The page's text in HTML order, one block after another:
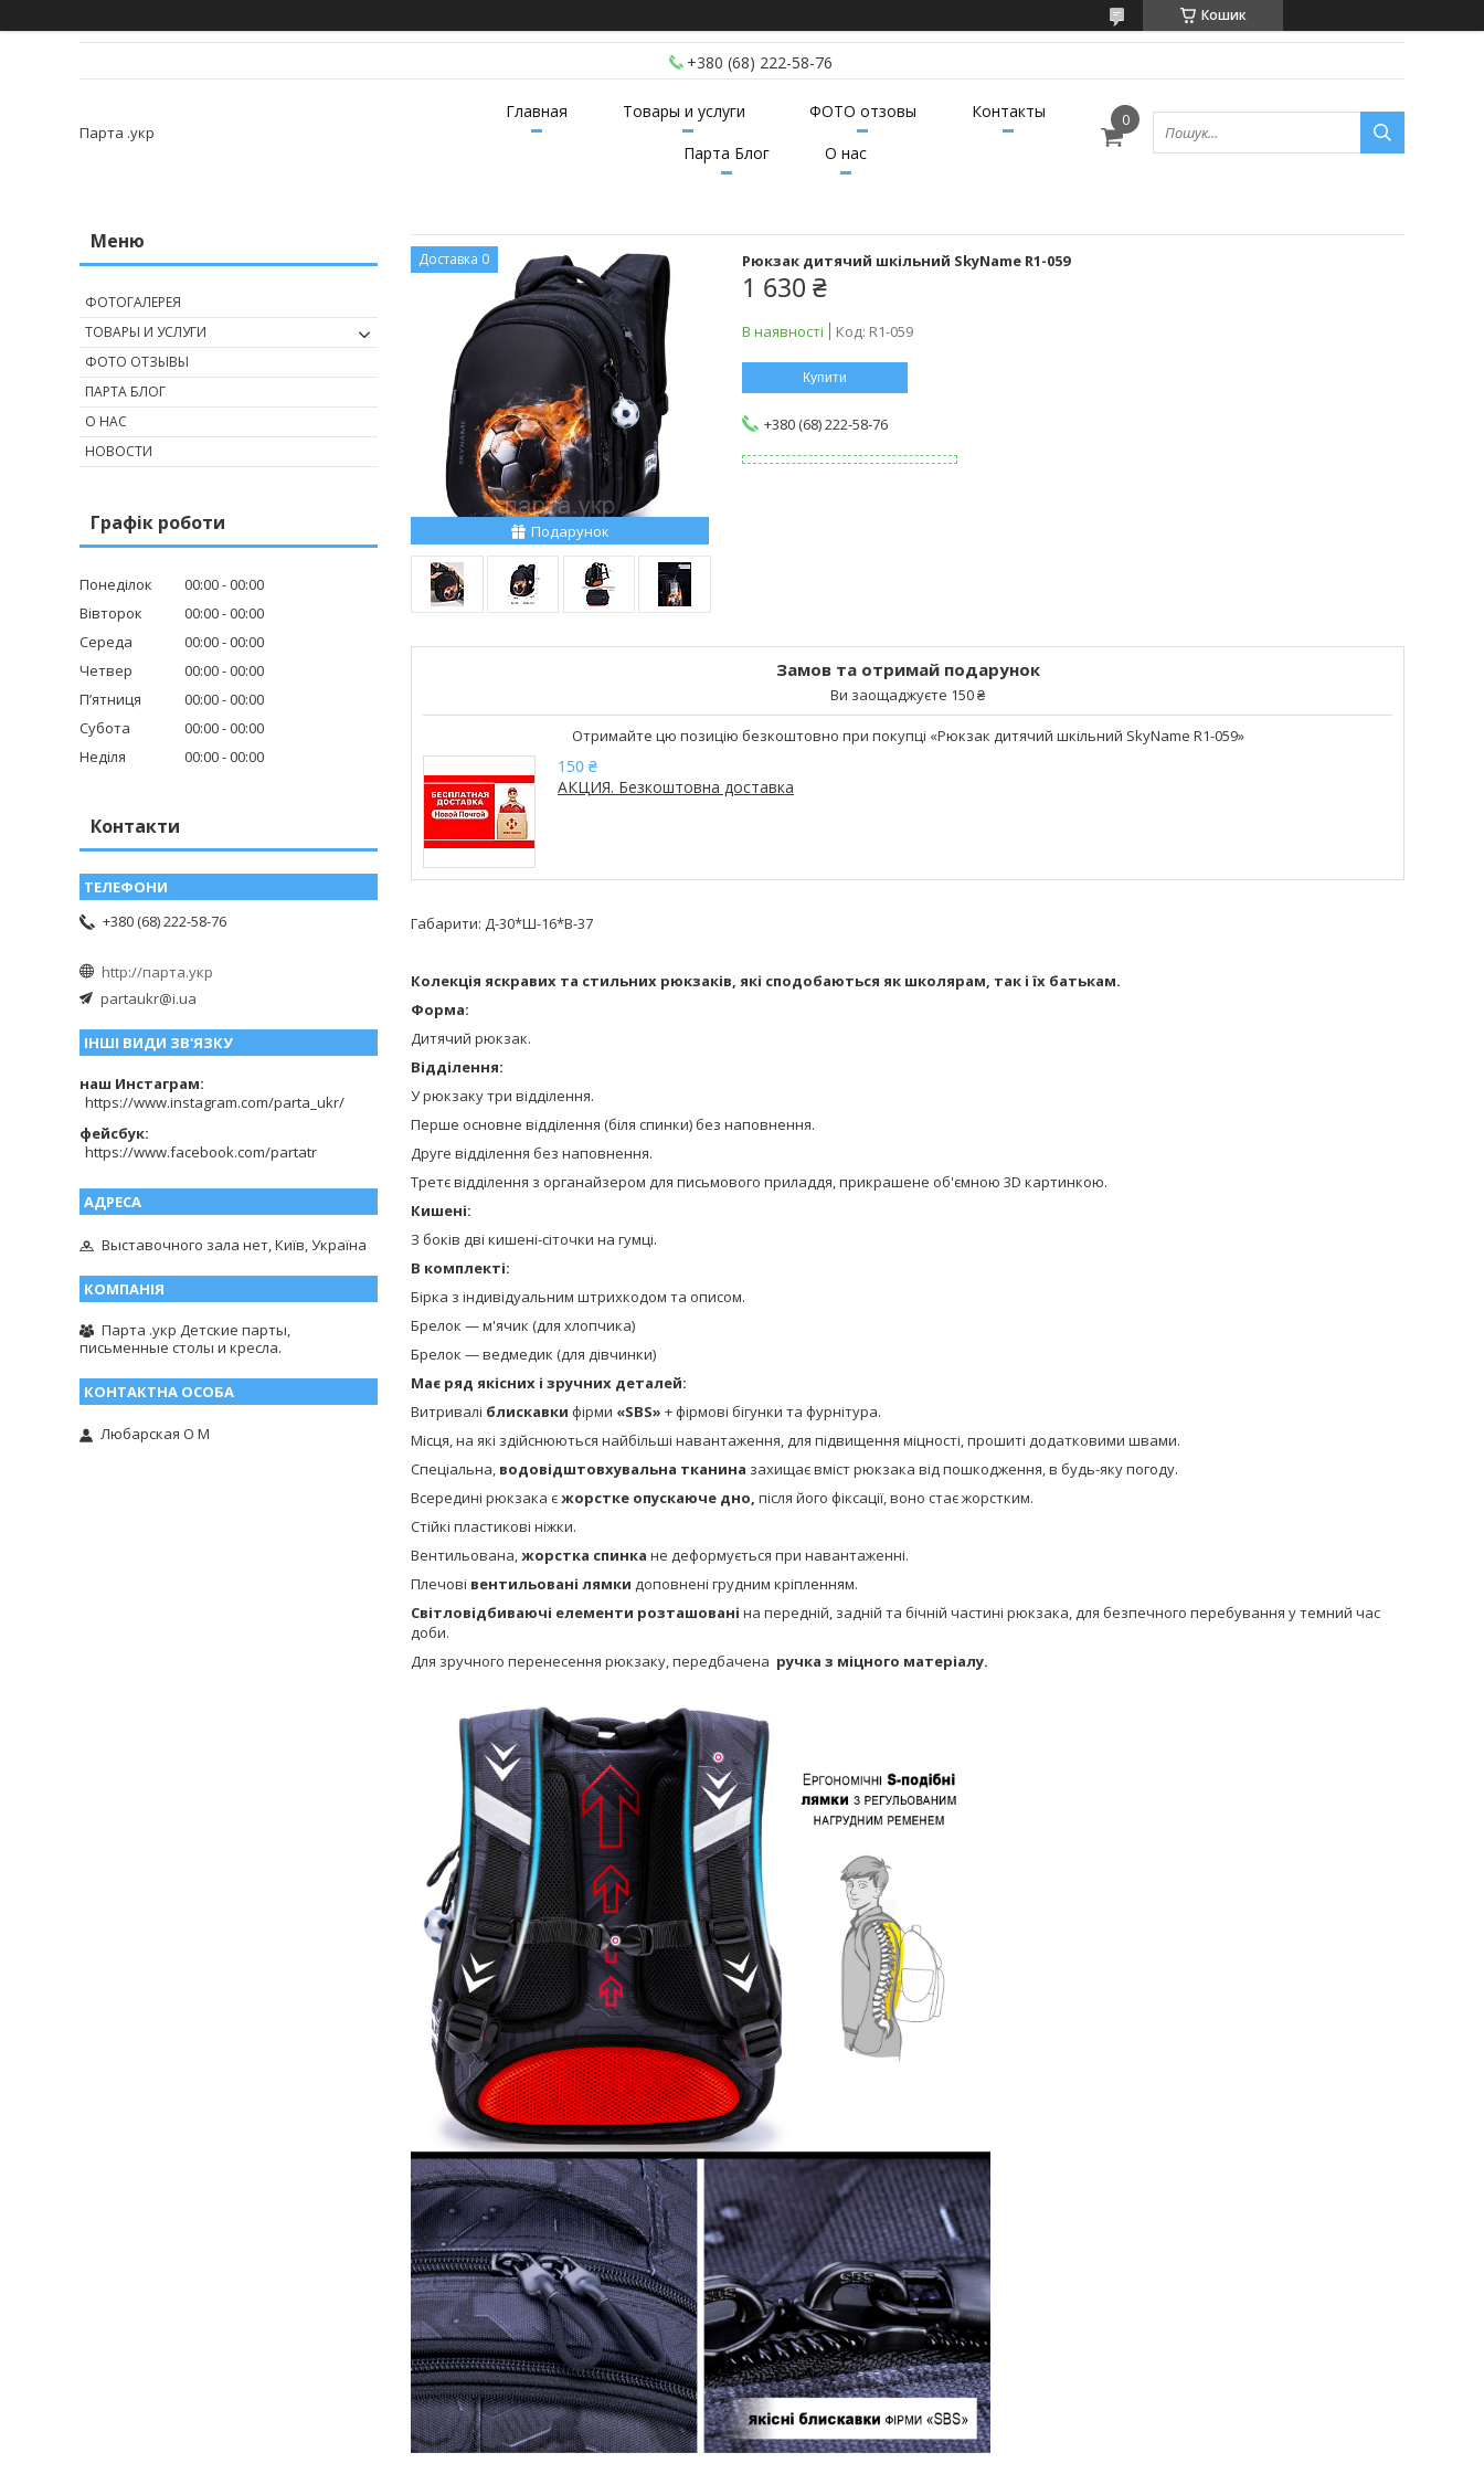
Кошик
+380 (68) 222-58-76
Парта .укр
Главная Товары и услуги ФОТО отзовы
Контакты
Парта Блог
О нас
Подарунок
Доставка 0 Рюкзак дитячий шкільний SkyName R1-059
1 630 ₴
В наявності Код: R1-059
Купити
+380 (68) 222-58-76
Замов та отримай подарунок
Ви заощаджуєте 150 ₴
Отримайте цю позицію безкоштовно при покупці «Рюкзак дитячий шкільний SkyName R1-059»
150 ₴
АКЦИЯ. Безкоштовна доставка
Габарити: Д-30*Ш-16*В-37
Колекція яскравих та стильних рюкзаків, які сподобаються як школярам, так і їх батькам.
Форма:
Дитячий рюкзак.
Відділення:
У рюкзаку три відділення.
Перше основне відділення (біля спинки) без наповнення.
Друге відділення без наповнення.
Третє відділення з органайзером для письмового приладдя, прикрашене об'ємною 3D картинкою.
Кишені:
З боків дві кишені-сіточки на гумці.
В комплекті:
Бірка з індивідуальним штрихкодом та описом.
Брелок — м'ячик (для хлопчика)
Брелок — ведмедик (для дівчинки)
Має ряд якісних і зручних деталей:
Витривалі блискавки фірми «SBS» + фірмові бігунки та фурнітура.
Місця, на які здійснюються найбільші навантаження, для підвищення міцності, прошиті додатковими швами.
Спеціальна, водовідштовхувальна тканина захищає вміст рюкзака від пошкодження, в будь-яку погоду.
Всередині рюкзака єжорстке опускаюче дно, після його фіксації, воно стає жорстким.
Стійкі пластикові ніжки.
Вентильована,жорстка спинка не деформується при навантаженні.
Плечові вентильовані лямки доповнені грудним кріпленням.
Світловідбиваючі елементи розташовані на передній, задній та бічній частині рюкзака, для безпечного перебування у темний час
доби.
Для зручного перенесення рюкзаку, передбачена ручка з міцного матеріалу.
ФОТОГАЛЕРЕЯ
ТОВАРЫ И УСЛУГИ
ФОТО ОТЗЫВЫ
ПАРТА БЛОГ
О НАС
НОВОСТИ
Графік роботи
Понеділок 00:00 00:00
Вівторок
00:00 00:00
Середа
00:00 00:00
Четвер
00:00 00:00
Пʼятниця
00:00 00:00
Субота
00:00 00:00
Неділя
00:00 00:00
Контакти
+380 (68) 222-58-76
http://парта.укр
partaukr@i.ua
ІНШІ ВИДИ ЗВ'ЯЗКУ
наш Инстаграм
https://www.instagram.com/parta_ukr/
фейсбук
https://www.facebook.com/partatr
Выставочного зала нет, Київ, Україна
Парта .укр Детские парты,
письменные столы и кресла.
Любарская О М